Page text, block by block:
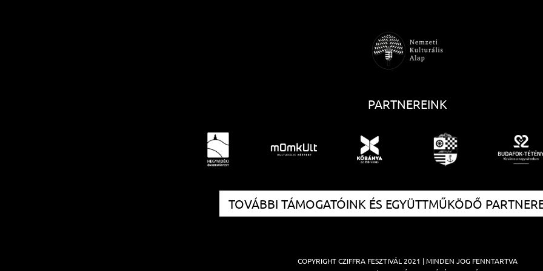
PARTNEREINK
TOVÁBBI TÁMOGATÓINK ÉS EGYÜTTMŰKÖDŐ
COPYRIGHTCZIFFRA FESZTIVÁL 2021 | MINDEN JOG FENNTARTVA